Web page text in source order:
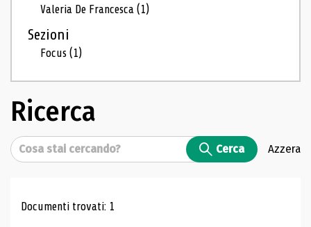
Valeria De Francesca(1)
Sezioni
Focus(1)
Ricerca
Cerca Cerca Azzera
Risultati di ricerca
Documenti trovati: 1